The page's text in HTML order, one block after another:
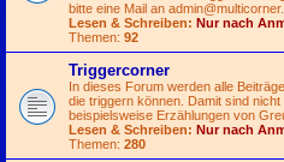
bitte eine Mail an
Lesen & Schreiben: Nur nach
Themen: 92
Triggercorner
In dieses Forum werden alle
die triggern können. Damit sind
beispielsweise Erzählungen von
Lesen & Schreiben: Nur nach
Themen: 280